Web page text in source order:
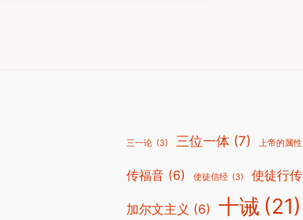
三一论 (3) 三位一体 (7) 上帝的属性
传福音 (6) 使徒信经 (3) 使徒行传
加尔文主义 (6) 十诫 (21)